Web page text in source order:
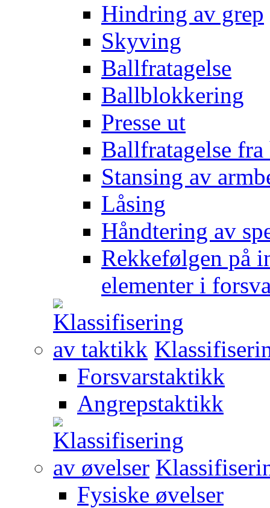
Hindring av grep
Skyving
Ballfratagelse
Ballblokkering
Presse ut
Ballfratagelse fra
Stansing av
Låsing
Håndtering av
Rekkefølgen på
elementer i
Forsvarstaktikk
Angrepstaktikk
Fysiske øvelser